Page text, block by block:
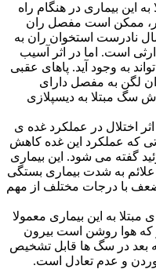
این بیماری در هنگام راه
ممکن است مفصل ران
نادرست استخوان ران به
است. اما در اثر آسیب
به وجود آید. پاهای عقبی
لگن به مفصل دارای
سگ مبتلا به دیسپلازی
اختلال در عملکرد غده ی
که عملکرد این غده کاهش
گفته می شود. این بیماری
علائم به شدت بیماری بستگی
با درجات مختلف از مهم
به این بیماری معمولا
که هوا روشن است بیرون
به بعد در سگ ها قابل تشخیص
و عدم تعادل است.